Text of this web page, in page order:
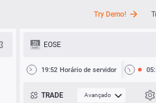
Try Demo!
EOSE
19:52 Horário de servidor
TRADE Avançado